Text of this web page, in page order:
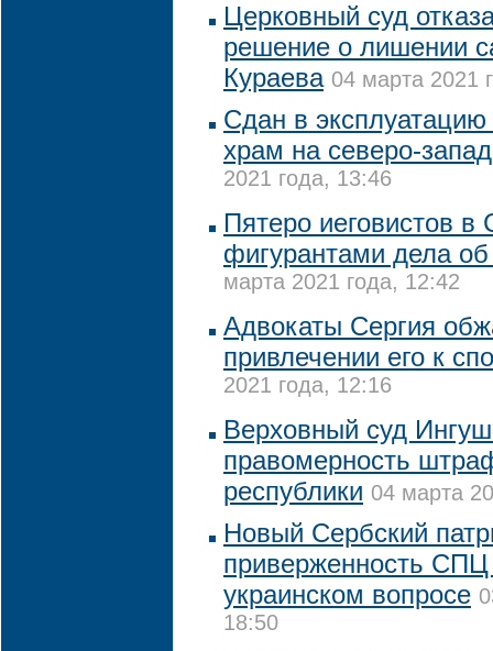
Церковный суд
решение о лишении
Кураева 04 марта 2021
Сдан в
храм на северо-
2021 года, 13:46
Пятеро иеговистов
фигурантами дела
марта 2021 года, 12:42
Адвокаты Сергия
привлечении его к
2021 года, 12:16
Верховный суд
правомерность
республики 04 марта
Новый Сербский
приверженность
украинском вопросе
18:50